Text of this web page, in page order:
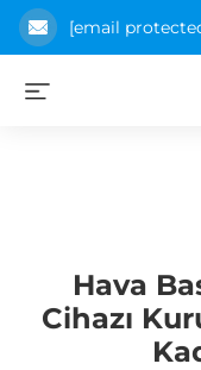
[email
Hava
Cihazı